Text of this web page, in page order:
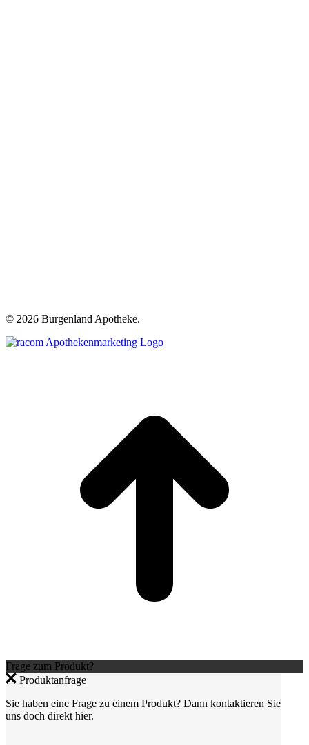
© 2026 Burgenland Apotheke.
Frage zum Produkt?
Produktanfrage
Sie haben eine Frage zu einem Produkt? Dann kontaktieren Sie
uns doch direkt hier.